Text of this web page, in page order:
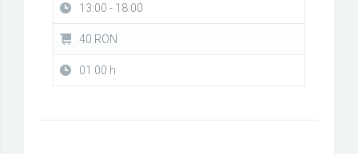
13:00 - 18:00
40 RON
01:00 h